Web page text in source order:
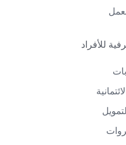
للأفراد